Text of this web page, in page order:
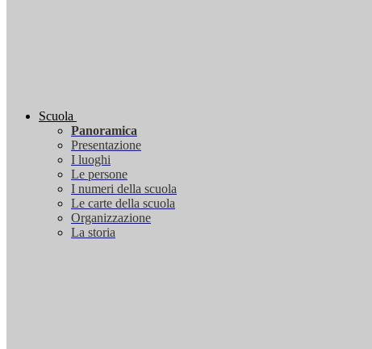
Scuola
Panoramica
Presentazione
I luoghi
Le persone
I numeri della scuola
Le carte della scuola
Organizzazione
La storia